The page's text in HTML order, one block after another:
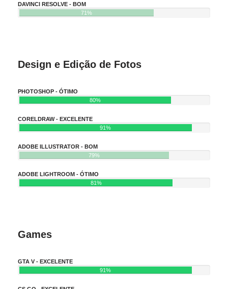
DAVINCI RESOLVE - BOM
71%
Design e Edição de Fotos
PHOTOSHOP - ÓTIMO
80%
CORELDRAW - EXCELENTE
91%
ADOBE ILLUSTRATOR - BOM
79%
ADOBE LIGHTROOM - ÓTIMO
81%
Games
GTA V - EXCELENTE
91%